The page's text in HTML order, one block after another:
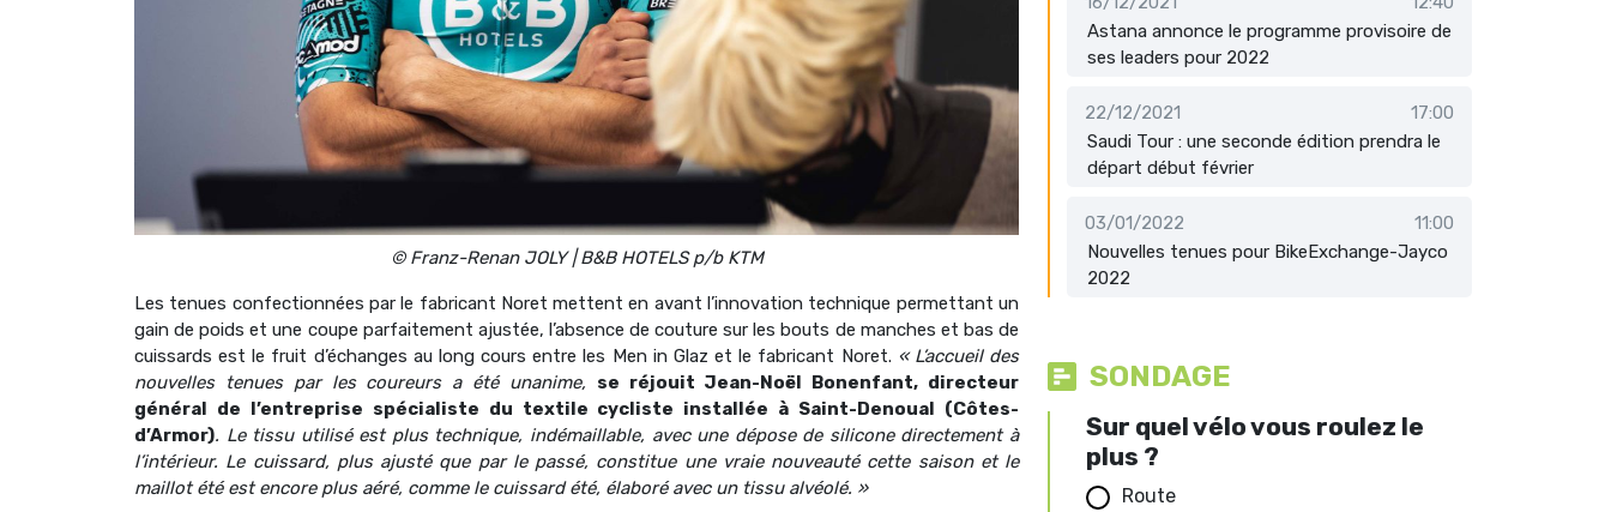
© Franz-Renan JOLY | B&B HOTELS p/b KTM
Les tenues confectionnées par le fabricant Noret mettent en avant l’innovation technique permettant un
gain de poids et une coupe parfaitement ajustée, l’absence de couture sur les bouts de manches et bas de
cuissards est le fruit d’échanges au long cours entre les Men in Glaz et le fabricant Noret. « L’accueil des
nouvelles tenues par les coureurs a été unanime, se réjouit Jean-Noël Bonenfant, directeur
général de l’entreprise spécialiste du textile cycliste installée à Saint-Denoual (Côtes-
d’Armor). Le tissu utilisé est plus technique, indémaillable, avec une dépose de silicone directement à
l’intérieur. Le cuissard, plus ajusté que par le passé, constitue une vraie nouveauté cette saison et le
maillot été est encore plus aéré, comme le cuissard été, élaboré avec un tissu alvéolé. »
Astana annonce le programme provisoire de
ses leaders pour 2022
22/12/2021
17:00
Saudi Tour : une seconde édition prendra le
départ début février
03/01/2022
11:00
Nouvelles tenues pour BikeExchange-Jayco
2022
SONDAGE
Sur quel vélo vous roulez le
plus ?
Route